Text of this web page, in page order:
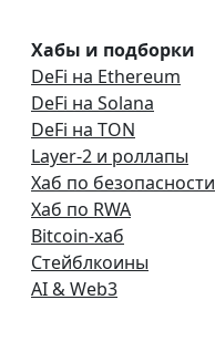
Хабы и подборки
DeFi на Ethereum
DeFi на Solana
DeFi на TON
Layer-2 и роллапы
Хаб по безопасности
Хаб по RWA
Bitcoin-хаб
Стейблкоины
AI & Web3